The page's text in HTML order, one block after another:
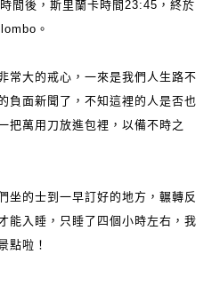
間後，斯里蘭卡時間23:45，終於
。
常大的戒心，一來是我們人生路不
負面新聞了，不知這裡的人是否也
把萬用刀放進包裡，以備不時之
坐的士到一早訂好的地方，輾轉反
能入睡，只睡了四個小時左右，我
點啦！